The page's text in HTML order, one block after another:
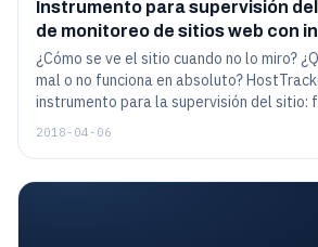
Instrumento para supervisión
de monitoreo de sitios web con
¿Cómo se ve el sitio cuando no lo miro?
mal o no funciona en absoluto?
instrumento para la supervisión del sitio:
instantánea. Echemos un vistazo a su
2018-04-06